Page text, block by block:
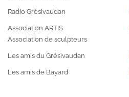
Radio Grésivaudan
Association ARTIS
Association de sculpteurs
Les amis du Grésivaudan
Les amis de Bayard